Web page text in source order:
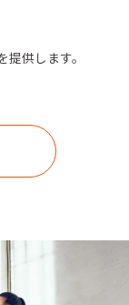
供します。